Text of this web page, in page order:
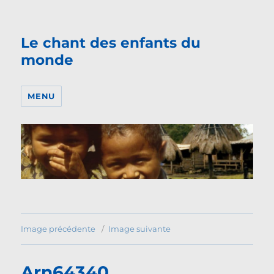
Le chant des enfants du
monde
MENU
Image précédente Image suivante